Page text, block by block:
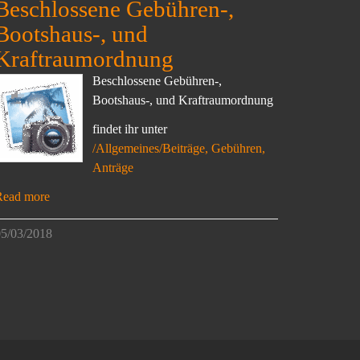
Gebühren-,
, und
Beschlossene Gebühren-,
Bootshaus-, und Kraftraumordnung
findet ihr unter
/Allgemeines/Beiträge, Gebühren,
Anträge
more
03/2018